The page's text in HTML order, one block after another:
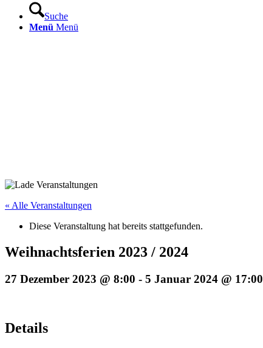
Suche
Menü Menü
« Alle Veranstaltungen
Diese Veranstaltung hat bereits stattgefunden.
Weihnachtsferien 2023 / 2024
27 Dezember 2023 @ 8:00 - 5 Januar 2024 @ 17:00
Details